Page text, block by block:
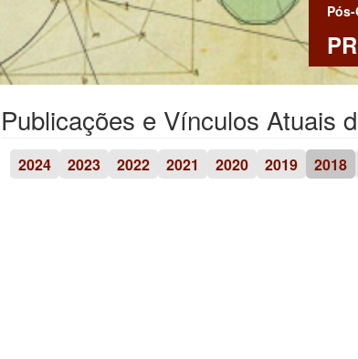
Publicações e Vínculos Atuais
2024 2023 2022 2021 2020 2019 2018